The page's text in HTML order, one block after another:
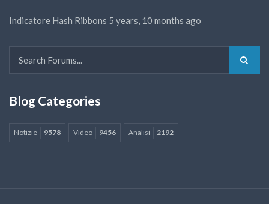
Indicatore Hash Ribbons 5 years, 10 months ago
Blog Categories
Notizie 9578 Video 9456 Analisi 2192